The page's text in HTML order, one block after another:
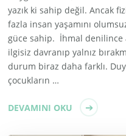
yazık ki sahip değil. Ancak
fazla insan yaşamını
güce sahip. İhmal denilince
ilgisiz davranıp yalnız
durum biraz daha farklı.
çocukların …
DEVAMINI OKU